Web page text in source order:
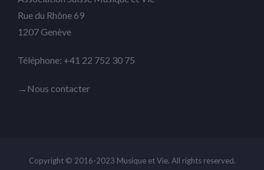
Rue du Rhône 69
1207 Genève
Téléphone: +41 22 752 30 75
→Nous contacter
Copyright © 2016-2023 Musique et Vie. All rights reserved.